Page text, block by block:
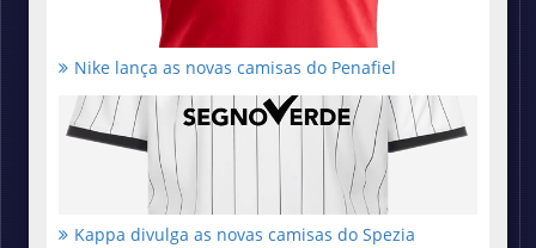
Nike lança as novas camisas do Penafiel
Kappa divulga as novas camisas do Spezia